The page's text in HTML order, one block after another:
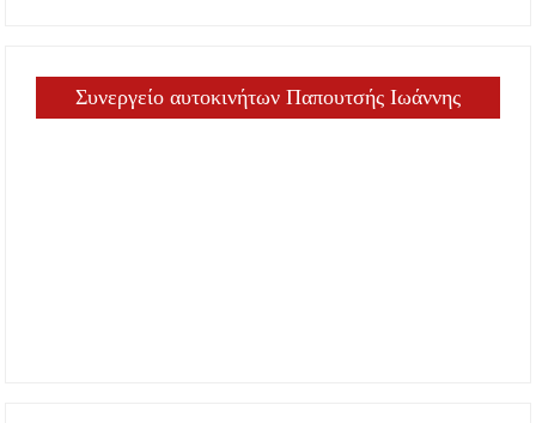
Συνεργείο αυτοκινήτων Παπουτσής Ιωάννης